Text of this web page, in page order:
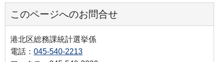
このページへのお問合せ
港北区総務課統計選挙係
電話： 045-540-2213